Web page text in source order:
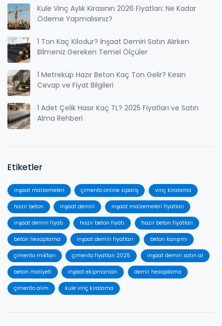
Kule Vinç Aylık Kirasının 2026 Fiyatları: Ne Kadar
Ödeme Yapmalısınız?
1 Ton Kaç Kilodur? İnşaat Demiri Satın Alırken
Bilmeniz Gereken Temel Ölçüler
1 Metreküp Hazır Beton Kaç Ton Gelir? Kesin
Cevap ve Fiyat Bilgileri
1 Adet Çelik Hasır Kaç TL? 2025 Fiyatları ve Satın
Alma Rehberi
Etiketler
inşaat malzemeleri çimento online sipariş vinç kiralama
hazır beton inşaat demiri inşaat malzemeleri fiyatları
inşaat demiri fiyatı hazır beton fiyatı hazır beton fiyatları
beton hesaplama inşaat demiri fiyatları beton karışımı
çimento miktarı çimento fiyatları 2025 inşaat demiri satın al
beton maliyeti inşaat ekipmanları demir hesaplama
çimento alım kule vinç kiralama